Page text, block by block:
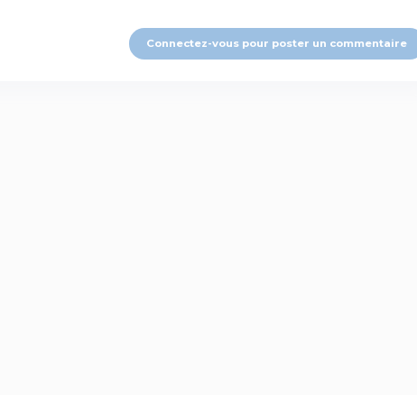
Connectez-vous pour poster un commentaire